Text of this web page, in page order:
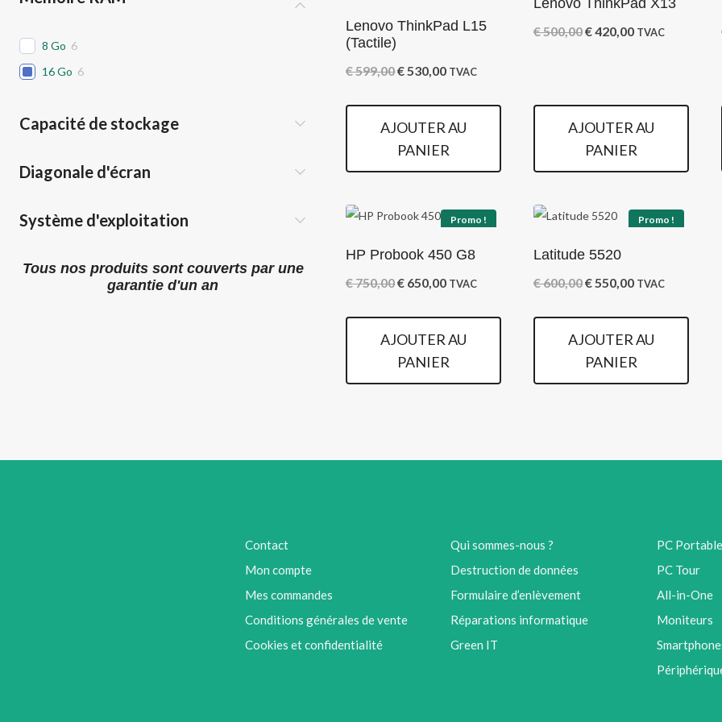
Lenovo ThinkPad L15
(Tactile)
€599,00Le
initial
était :
€ 599,00.
€530,00Le
actuel
est :
€ 530,00.
TVAC
AJOUTER AU
PANIER
Lenovo ThinkPad X13
€500,00Le
était :
€ 500,00.
€420,00Le
est :
€ 420,00.
TVAC
AJOUTER AU
PANIER
Promo !
HP Probook 450 G8
€750,00Le
initial
était :
€ 750,00.
€ 650,00Le
actuel
est :
€ 650,00.
TVAC
AJOUTER AU
PANIER
Promo !
Latitude 5520
€600,00Le
initial
était :
€ 600,00.
€550,00Le
actuel
est :
€ 550,00.
TVAC
AJOUTER AU
PANIER
8 Go 6
16 Go 6
Capacité de stockage
Diagonale d'écran
Système d'exploitation
Tous nos produits sont couverts par une
garantie d'un an
Contact
Mon compte
Mes commandes
Conditions générales de vente
Cookies et confidentialité
Qui sommes-nous ?
Destruction de données
Formulaire d’enlèvement
Réparations informatique
Green IT
PC Portable
PC Tour
All-in-One
Moniteurs